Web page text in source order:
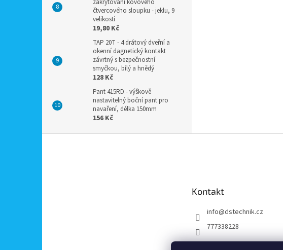
zakrytování kovového
čtvercového sloupku - jeklu, 9
velikostí
19,80 Kč
TAP 20T - 4 drátový dveřní a
okenní dagnetický kontakt
závrtný s bezpečnostní
smyčkou, bílý a hnědý
128 Kč
Pant 415RD - výškově
nastavitelný boční pant pro
navaření, délka 150mm
156 Kč
Kontakt
info@dstechnik.cz
777338228